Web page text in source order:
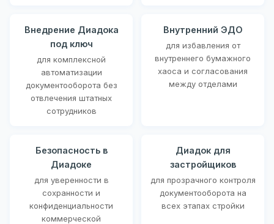
Внедрение Диадока
под ключ
для комплексной
автоматизации
документооборота без
отвлечения штатных
сотрудников
Внутренний ЭДО
для избавления от
внутреннего бумажного
хаоса и согласования
между отделами
Безопасность в
Диадоке
для уверенности в
сохранности и
конфиденциальности
коммерческой
Диадок для
застройщиков
для прозрачного контроля
документооборота на
всех этапах стройки